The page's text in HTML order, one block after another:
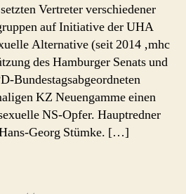
Vertreter verschiedener
auf Initiative der UHA
Alternative (seit 2014 ‚mhc
des Hamburger Senats und
Bundestagsabgeordneten
KZ Neuengamme einen
NS-Opfer. Hauptredner
Georg Stümke. […]